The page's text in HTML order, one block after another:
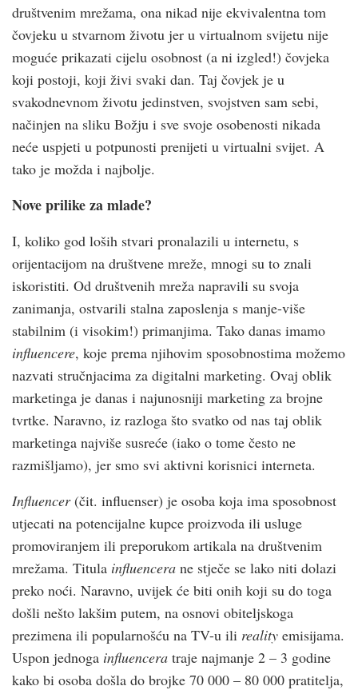
društvenim mrežama, ona nikad nije ekvivalentna tom
čovjeku u stvarnom životu jer u virtualnom svijetu nije
moguće prikazati cijelu osobnost (a ni izgled!) čovjeka
koji postoji, koji živi svaki dan. Taj čovjek je u
svakodnevnom životu jedinstven, svojstven sam sebi,
načinjen na sliku Božju i sve svoje osobenosti nikada
neće uspjeti u potpunosti prenijeti u virtualni svijet. A
tako je možda i najbolje.
Nove prilike za mlade?
I, koliko god loših stvari pronalazili u internetu, s
orijentacijom na društvene mreže, mnogi su to znali
iskoristiti. Od društvenih mreža napravili su svoja
zanimanja, ostvarili stalna zaposlenja s manje-više
stabilnim (i visokim!) primanjima. Tako danas imamo
influencere, koje prema njihovim sposobnostima možemo
nazvati stručnjacima za digitalni marketing. Ovaj oblik
marketinga je danas i najunosniji marketing za brojne
tvrtke. Naravno, iz razloga što svatko od nas taj oblik
marketinga najviše susreće (iako o tome često ne
razmišljamo), jer smo svi aktivni korisnici interneta.
Influencer (čit. influenser) je osoba koja ima sposobnost
utjecati na potencijalne kupce proizvoda ili usluge
promoviranjem ili preporukom artikala na društvenim
mrežama. Titula influencera ne stječe se lako niti dolazi
preko noći. Naravno, uvijek će biti onih koji su do toga
došli nešto lakšim putem, na osnovi obiteljskoga
prezimena ili popularnošću na TV-u ili reality emisijama.
Uspon jednoga influencera traje najmanje 2 – 3 godine
kako bi osoba došla do brojke 70 000 – 80 000 pratitelja,